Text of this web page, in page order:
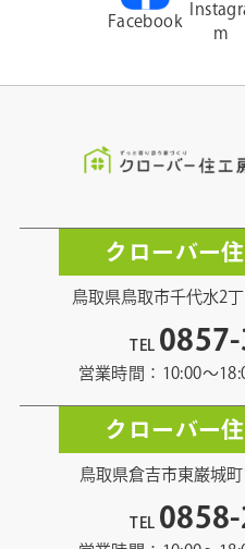
Facebook
m
クローバー
鳥取県鳥取市千代水2
TEL
営業時間：10:00〜
クローバー
鳥取県倉吉市東巌城町
TEL